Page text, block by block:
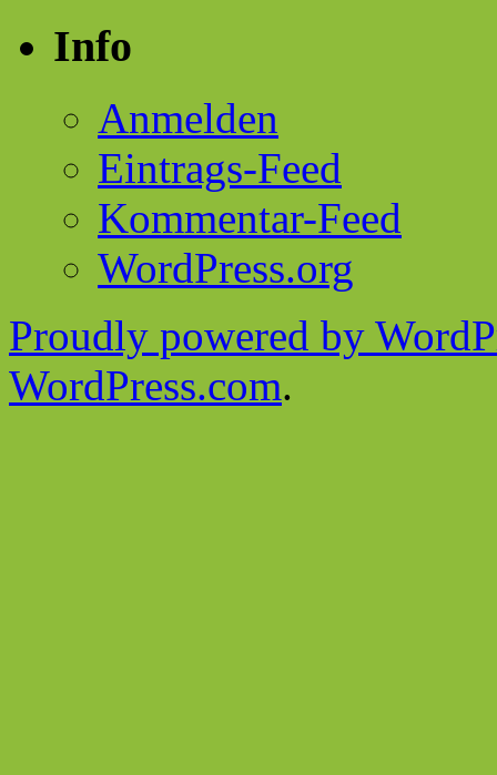
Info
Anmelden
Eintrags-Feed
Kommentar-Feed
WordPress.org
Proudly powered by
WordPress.com.